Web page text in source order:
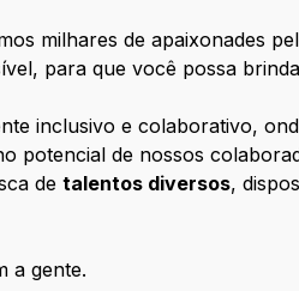
milhares de apaixonades
para que você possa
inclusivo e colaborativo,
potencial de nossos
detalentos diversos,
a gente.